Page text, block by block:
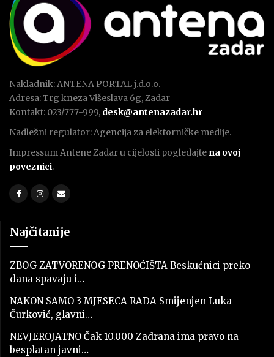
Nakladnik: ANTENA PORTAL j.d.o.o.
Adresa: Trg kneza Višeslava 6g, Zadar
Kontakt: 023/777-999, desk@antenazadar.hr
Nadležni regulator: Agencija za elektorničke medije.
Impressum Antene Zadar u cijelosti pogledajte na ovoj
poveznici.
Najčitanije
ZBOG ZATVORENOG PRENOĆIŠTA Beskućnici preko
dana spavaju i…
NAKON SAMO 3 MJESECA RADA Smijenjen Luka
Čurković, glavni…
NEVJEROJATNO Čak 10.000 Zadrana ima pravo na
besplatan javni…